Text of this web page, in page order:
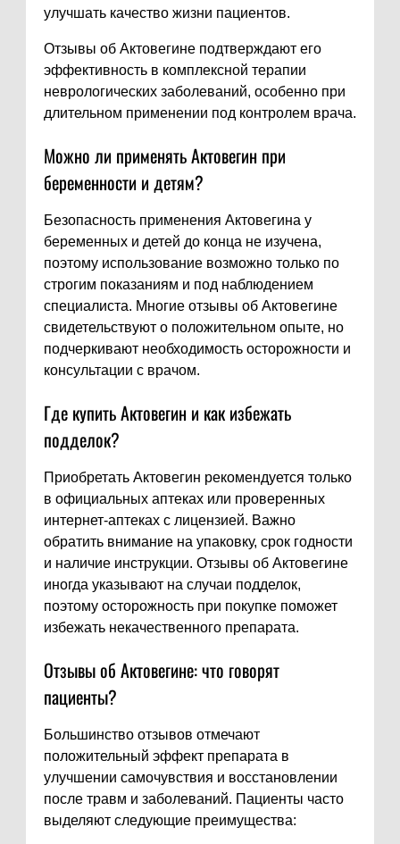
улучшать качество жизни пациентов.
Отзывы об Актовегине подтверждают его
эффективность в комплексной терапии
неврологических заболеваний, особенно при
длительном применении под контролем врача.
Можно ли применять Актовегин при
беременности и детям?
Безопасность применения Актовегина у
беременных и детей до конца не изучена,
поэтому использование возможно только по
строгим показаниям и под наблюдением
специалиста. Многие отзывы об Актовегине
свидетельствуют о положительном опыте, но
подчеркивают необходимость осторожности и
консультации с врачом.
Где купить Актовегин и как избежать
подделок?
Приобретать Актовегин рекомендуется только
в официальных аптеках или проверенных
интернет-аптеках с лицензией. Важно
обратить внимание на упаковку, срок годности
и наличие инструкции. Отзывы об Актовегине
иногда указывают на случаи подделок,
поэтому осторожность при покупке поможет
избежать некачественного препарата.
Отзывы об Актовегине: что говорят
пациенты?
Большинство отзывов отмечают
положительный эффект препарата в
улучшении самочувствия и восстановлении
после травм и заболеваний. Пациенты часто
выделяют следующие преимущества: